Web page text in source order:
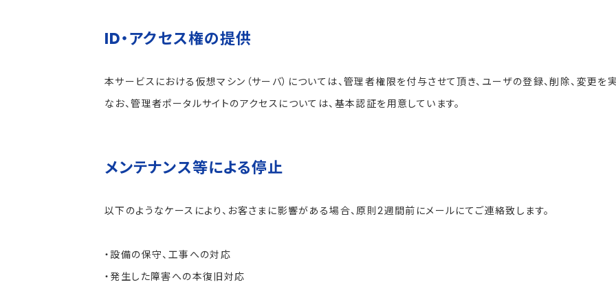
ID・アクセス権の提供
本サービスにおける仮想マシン（サーバ）については、管理者権限を付与させて頂き、ユーザの登録、削除、変更を
なお、管理者ポータルサイトのアクセスについては、基本認証を用意しています。
メンテナンス等による停止
以下のようなケースにより、お客さまに影響がある場合、原則2週間前にメールにてご連絡致します。
・設備の保守、工事への対応
・発生した障害への本復旧対応